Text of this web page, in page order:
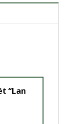
“Lan